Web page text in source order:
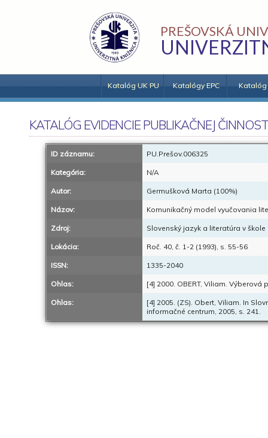
PREŠOVSKÁ
Katalóg UK PU Katalógy EPC Katalóg
KATALÓG EVIDENCIE PUBLIKAČNEJ
ID záznamu: PU.Prešov.006325
Kategória: N/A
Autor: Germušková Marta (100%)
Názov: Komunikačný model vyučovania
Zdroj: Slovenský jazyk a literatúra v
Lokácia: Roč. 40, č. 1-2 (1993), s. 55-56
ISSN: 1335-2040
Ohlas: [4] 2000. OBERT, Viliam.
Ohlas:
[4] 2005. (ZS). Obert, Viliam. In
informačné centrum, 2005, s. 241.